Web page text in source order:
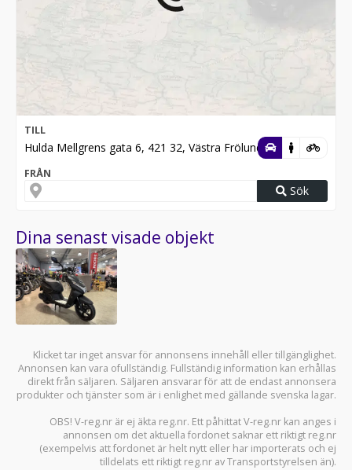
TILL
Hulda Mellgrens gata 6, 421 32, Västra Frölunda
FRÅN
Sök
Dina senast visade objekt
Klicket tar inget ansvar för annonsens innehåll eller tillgänglighet.
Annonsen kan vara ofullständig. Fullständig information kan erhållas
direkt från säljaren. Säljaren ansvarar för att de endast annonsera
produkter och tjänster som är i enlighet med gällande svenska lagar.
OBS! V-reg.nr är ej äkta reg.nr. Ett påhittat V-reg.nr kan anges i
annonsen om det aktuella fordonet saknar ett riktigt reg.nr
(exempelvis att fordonet är helt nytt eller har importerats och ej
tilldelats ett riktigt reg.nr av Transportstyrelsen än).